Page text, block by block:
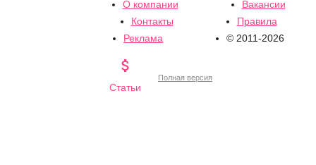
О компании
Вакансии
Контакты
Правила
Реклама
© 2011-2026

Статьи
Полная версия